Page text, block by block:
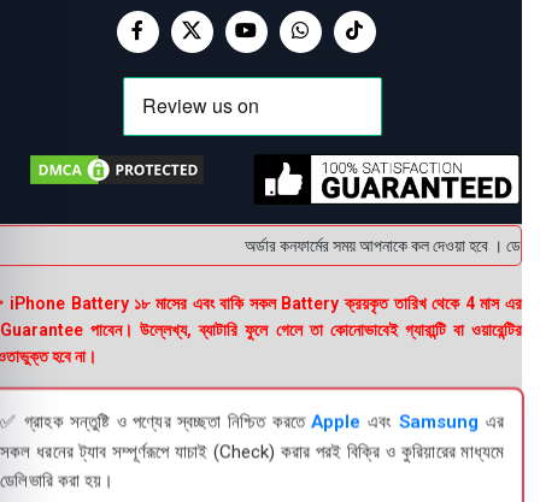
অর্ডার কনফার্মের সময় আপনাকে কল দেওয়া হবে ।
Battery ১৮ মাসের এবং বাকি সকল Battery ক্রয়কৃত তারিখ থেকে 4 মাস এর
পাবেন। উল্লেখ্য, ব্যাটারি ফুলে গেলে তা কোনোভাবেই গ্যারান্টি বা ওয়ারেন্টির
হবে না।
✅ গ্রাহক সন্তুষ্টি ও পণ্যের স্বচ্ছতা নিশ্চিত করতে Apple এবং Samsungএর
সকল ধরনের ট্যাব সম্পূর্ণরূপে যাচাই (Check) করার পরই বিক্রি ও কুরিয়ারের মাধ্যমে
ডেলিভারি করা হয়।